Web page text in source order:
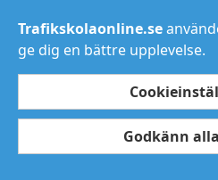
Trafikskolaonline.se
ge dig en bättre upplevelse.
Godkänn